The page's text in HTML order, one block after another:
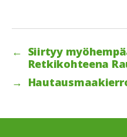
← Siirtyy
Retkikohteena
→